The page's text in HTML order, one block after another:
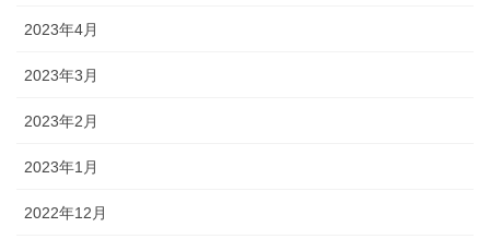
2023年4月
2023年3月
2023年2月
2023年1月
2022年12月